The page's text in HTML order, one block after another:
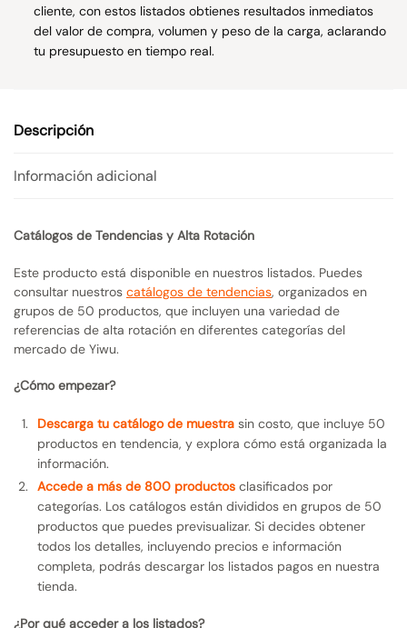
cliente, con estos listados obtienes resultados inmediatos
del valor de compra, volumen y peso de la carga, aclarando
tu presupuesto en tiempo real.
Descripción
Información adicional
Catálogos de Tendencias y Alta Rotación
Este producto está disponible en nuestros listados. Puedes
consultar nuestros catálogos de tendencias, organizados en
grupos de 50 productos, que incluyen una variedad de
referencias de alta rotación en diferentes categorías del
mercado de Yiwu.
¿Cómo empezar?
Descarga tu catálogo de muestra sin costo, que incluye 50
productos en tendencia, y explora cómo está organizada la
información.
Accede a más de 800 productos clasificados por
categorías. Los catálogos están divididos en grupos de 50
productos que puedes previsualizar. Si decides obtener
todos los detalles, incluyendo precios e información
completa, podrás descargar los listados pagos en nuestra
tienda.
¿Por qué acceder a los listados?